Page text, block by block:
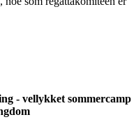
- vellykket sommercamp